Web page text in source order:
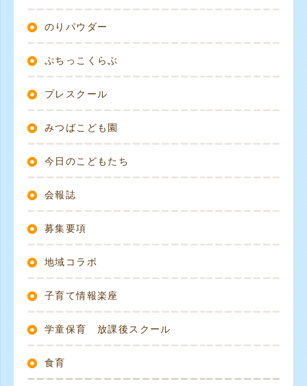
のりパウダー
ぷちっこくらぶ
プレスクール
みつばこども園
今日のこどもたち
会報誌
募集要項
地域コラボ
子育て情報楽座
学童保育 放課後スクール
食育